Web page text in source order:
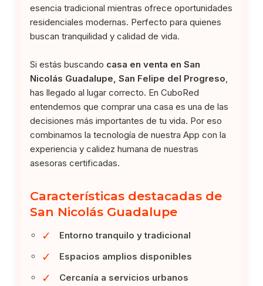
esencia tradicional mientras ofrece oportunidades
residenciales modernas. Perfecto para quienes
buscan tranquilidad y calidad de vida.
Si estás buscando casa en venta en San
Nicolás Guadalupe, San Felipe del Progreso
has llegado al lugar correcto. En CuboRed
entendemos que comprar una casa es una de las
decisiones más importantes de tu vida. Por eso
combinamos la tecnología de nuestra App con la
experiencia y calidez humana de nuestras
asesoras certificadas.
Características destacadas de
San Nicolás Guadalupe
✓ Entorno tranquilo y tradicional
✓ Espacios amplios disponibles
✓ Cercanía a servicios urbanos